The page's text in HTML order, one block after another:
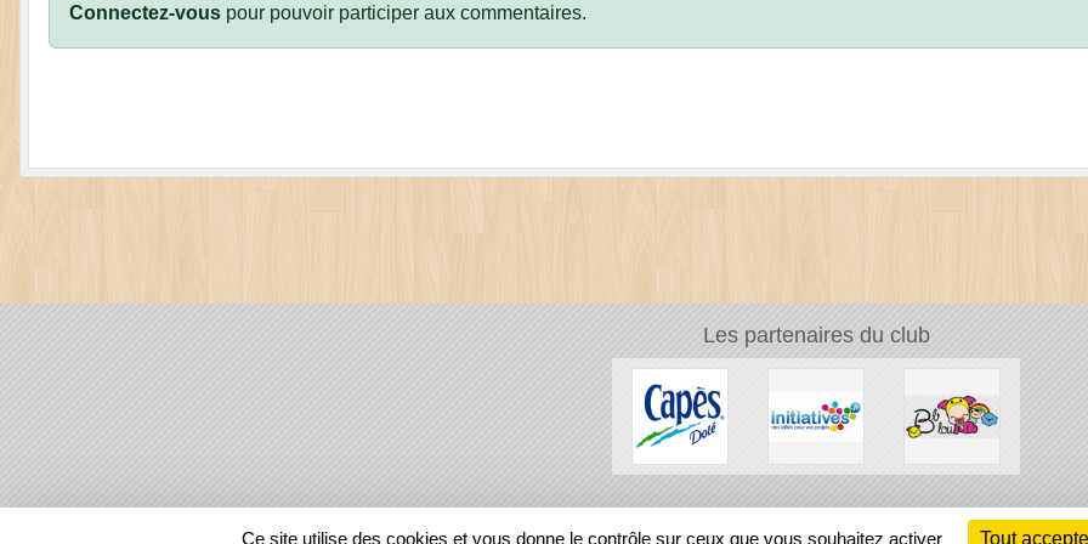
Connectez-vous pour pouvoir participer aux commentaires.
Les partenaires du club
REGIONS
Ce site utilise des cookies et vous donne le contrôle sur ceux que vous souhaitez activer Tout